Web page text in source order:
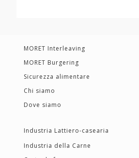
MORET Interleaving
MORET Burgering
Sicurezza alimentare
Chi siamo
Dove siamo
Industria Lattiero-casearia
Industria della Carne